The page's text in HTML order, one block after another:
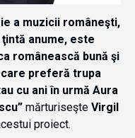
a muzicii româneşti,
anume, este
românească bună şi
preferă trupa
cu ani în urmă Aura
mărturiseşte Virgil
proiect.